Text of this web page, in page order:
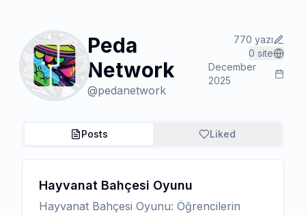
Peda
Network
@pedanetwork
770 yazı
0 site
December
2025
Posts Liked
Hayvanat Bahçesi Oyunu
Hayvanat Bahçesi Oyunu: Öğrencilerin